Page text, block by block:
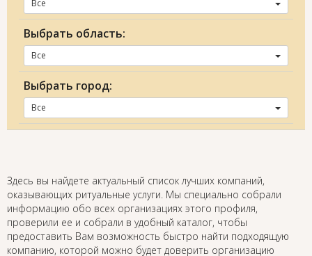
Все
Выбрать область:
Все
Выбрать город:
Все
Здесь вы найдете актуальный список лучших компаний,
оказывающих ритуальные услуги. Мы специально собрали
информацию обо всех организациях этого профиля,
проверили ее и собрали в удобный каталог, чтобы
предоставить Вам возможность быстро найти подходящую
компанию, которой можно будет доверить организацию